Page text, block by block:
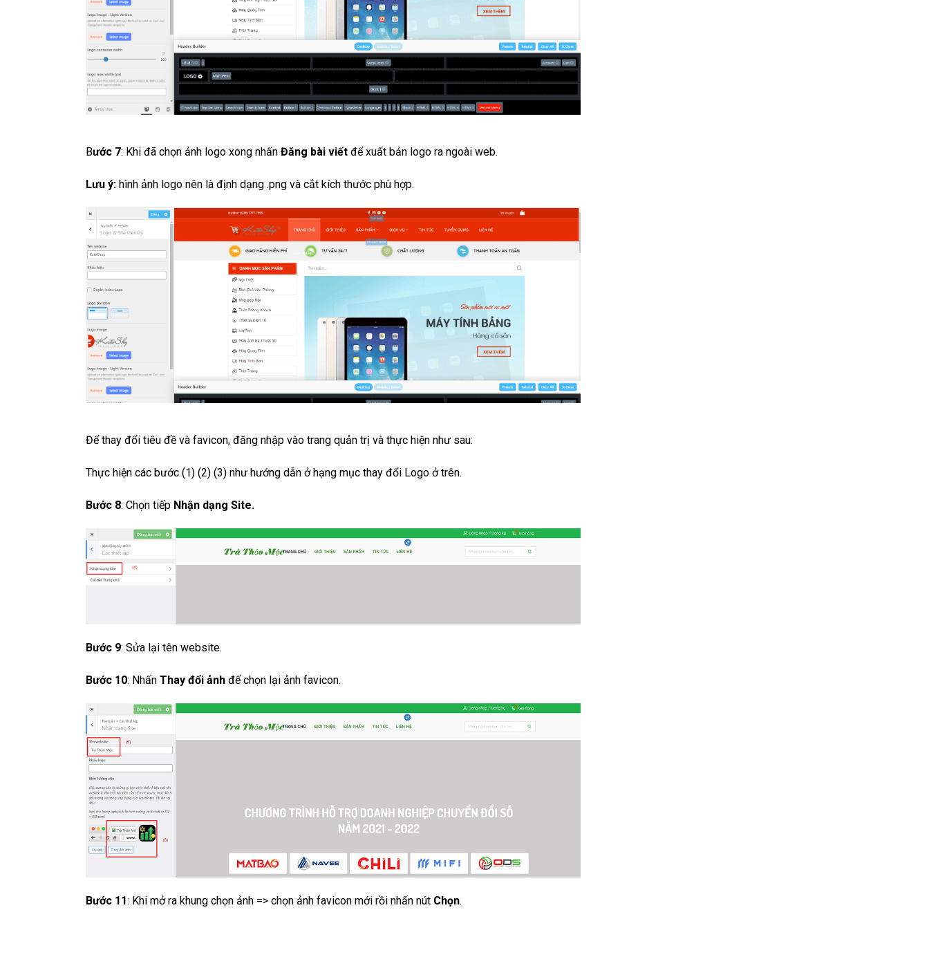
Bước 7: Khi đã chọn ảnh logo xong nhấn Đăng bài viết để xuất bản logo ra ngoài web.
Lưu ý: hình ảnh logo nên là định dạng .png và cắt kích thước phù hợp.
Để thay đổi tiêu đề và favicon, đăng nhập vào trang quản trị và thực hiện như sau:
Thực hiện các bước (1) (2) (3) như hướng dẫn ở hạng mục thay đổi Logo ở trên.
Bước 8: Chọn tiếp Nhận dạng Site.
Bước 9: Sửa lại tên website.
Bước 10: Nhấn Thay đổi ảnh để chọn lại ảnh favicon.
Bước 11: Khi mở ra khung chọn ảnh => chọn ảnh favicon mới rồi nhấn nút Chọn.